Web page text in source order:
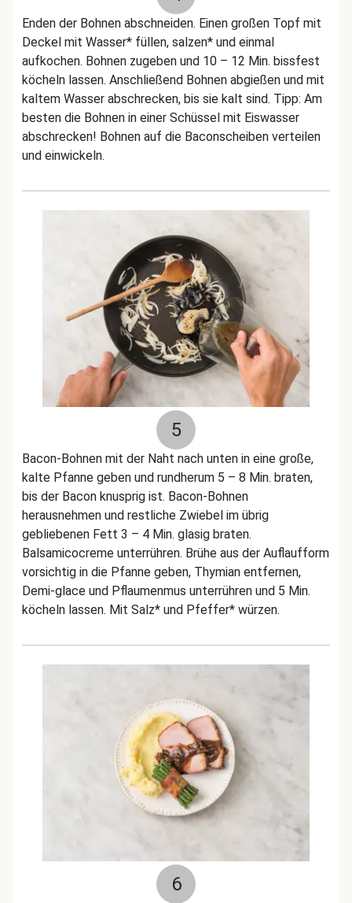
Enden der Bohnen abschneiden. Einen großen Topf mit
Deckel mit Wasser* füllen, salzen* und einmal
aufkochen. Bohnen zugeben und 10 – 12 Min. bissfest
köcheln lassen. Anschließend Bohnen abgießen und mit
kaltem Wasser abschrecken, bis sie kalt sind. Tipp: Am
besten die Bohnen in einer Schüssel mit Eiswasser
abschrecken! Bohnen auf die Baconscheiben verteilen
und einwickeln.
5
Bacon-Bohnen mit der Naht nach unten in eine große,
kalte Pfanne geben und rundherum 5 – 8 Min. braten,
bis der Bacon knusprig ist. Bacon-Bohnen
herausnehmen und restliche Zwiebel im übrig
gebliebenen Fett 3 – 4 Min. glasig braten.
Balsamicocreme unterrühren. Brühe aus der Auflaufform
vorsichtig in die Pfanne geben, Thymian entfernen,
Demi-glace und Pflaumenmus unterrühren und 5 Min.
köcheln lassen. Mit Salz* und Pfeffer* würzen.
6